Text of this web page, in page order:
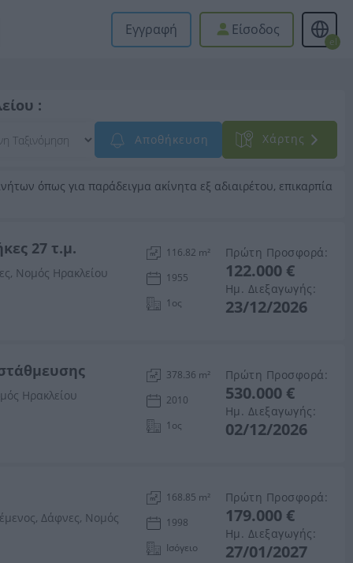
Εγγραφή Είσοδος
el
:
Αποθήκευση Xάρτης
όπως για παράδειγμα ακίνητα εξ αδιαιρέτου, επικαρπία
27 τ.μ.
Νομός Ηρακλείου
116.82 m²
1955
1ος
Πρώτη Προσφορά:
122.000 €
Ημ. Διεξαγωγής:
23/12/2026
Ηρακλείου
378.36 m²
2010
1ος
Πρώτη Προσφορά:
530.000 €
Ημ. Διεξαγωγής:
02/12/2026
Δάφνες, Νομός
168.85 m²
1998
Ισόγειο
Πρώτη Προσφορά:
179.000 €
Ημ. Διεξαγωγής:
27/01/2027